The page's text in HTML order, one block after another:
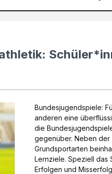
Bundesjugendspiele:
anderen eine
die
gegenüber. Neben
Grundsportarten
Lernziele. Speziell das
Erfolgen und